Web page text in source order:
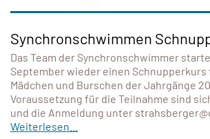
Synchronschwimmen
Das Team der Synchronschwimmer
September wieder einen
Mädchen und Burschen der Jahrgänge
Voraussetzung für die Teilnahme sind
und die Anmeldung unter
Weiterlesen...